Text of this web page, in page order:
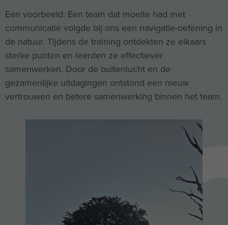
Een voorbeeld: Een team dat moeite had met
communicatie volgde bij ons een navigatie-oefening in
de natuur. Tijdens de training ontdekten ze elkaars
sterke punten en leerden ze effectiever
samenwerken. Door de buitenlucht en de
gezamenlijke uitdagingen ontstond een nieuw
vertrouwen en betere samenwerking binnen het team.